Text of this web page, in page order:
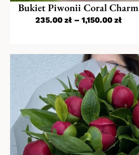
Bukiet Piwonii Coral Charm
235.00 zł– 1,150.00 zł